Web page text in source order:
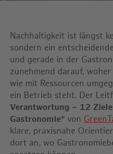
Nachhaltigkeit ist längst
sondern ein
und gerade in der
zunehmend darauf,
wie mit Ressourcen
ein Betrieb steht. Der
Verantwortung – 12
Gastronomie“ von
klare, praxisnahe
dort an, wo